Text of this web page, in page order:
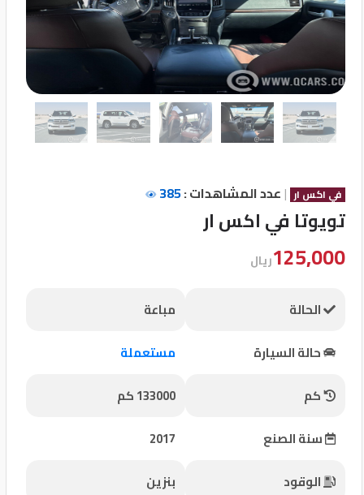
تسجيل
English
مستثمري
المعارض
مميزة
إتصل
بنا
في اكس ار | عدد المشاهدات :385
تويوتا في اكس ار
125,000ريال
الحالة
مباعة
حالة السيارة
مستعملة
كم
133000 كم
سنة الصنع
2017
الوقود
بنزين